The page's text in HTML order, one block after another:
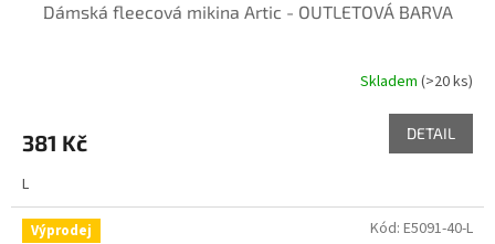
Dámská fleecová mikina Artic - OUTLETOVÁ BARVA
Skladem (>20 ks)
381 Kč DETAIL
L
Výprodej Kód: E5091-40-L